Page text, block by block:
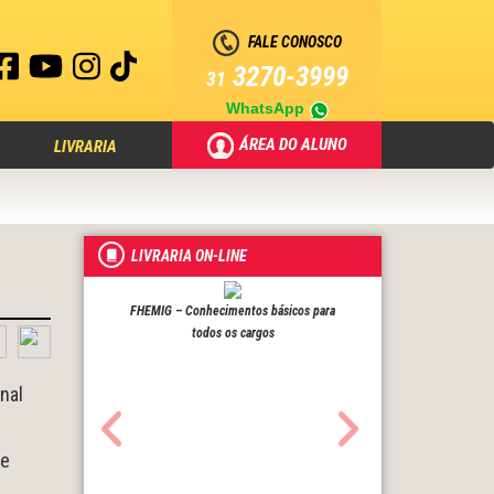
FALE CONOSCO
31 3270-3999
WhatsApp
LIVRARIA ÁREA DO ALUNO
LIVRARIA ON-LINE
FHEMIG – Conhecimentos básicos para
todos os cargos